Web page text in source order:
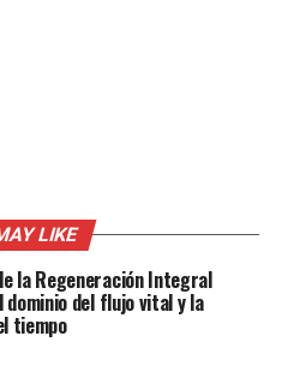
LIKE
la Regeneración Integral
dominio del flujo vital y la
tiempo